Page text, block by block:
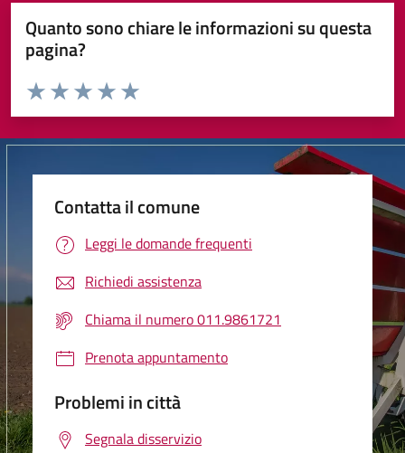
Quanto sono chiare le informazioni su questa
pagina?
Valuta da 1 a 5 stelle la pagina
Valuta 5 stelle su 5
Valuta 4 stelle su 5
Valuta 3 stelle su 5
Valuta 2 stelle su 5
Valuta 1 stelle su 5
Contatta il comune
Leggi le domande frequenti
Richiedi assistenza
Chiama il numero 011.9861721
Prenota appuntamento
Problemi in città
Segnala disservizio